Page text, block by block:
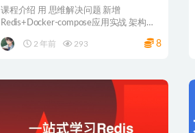
课程介绍 用 思维解决问题 新增
Redis+Docker-compose应用实战 架构师
2 年前
293 8